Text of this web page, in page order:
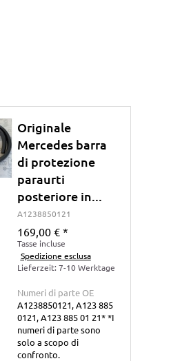
Originale
Mercedes barra
di protezione
paraurti
posteriore in...
A1238850121
169,00 € *
Tasse incluse
Spedizione esclusa
Lieferzeit: 7-10 Werktage
Numeri di parte OE
A1238850121, A123 885
0121, A123 885 01 21* *I
numeri di parte sono
solo a scopo di
confronto.